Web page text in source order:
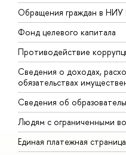
Обращения граждан в
Фонд целевого капитала
Противодействие
Сведения о доходах,
обязательствах
Сведения об
Людям с ограниченными
Единая платежная страница